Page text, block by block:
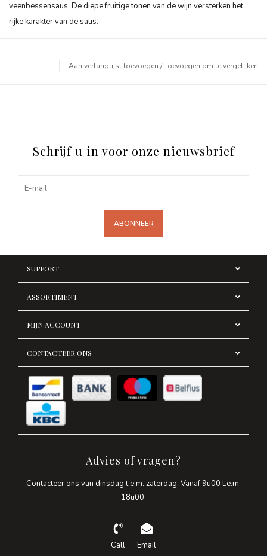
veenbessensaus. De diepe fruitige tonen van de wijn versterken het
rijke karakter van de saus.
Aan verlanglijst toevoegen /Toevoegen om te vergelijken
Schrijf u in voor onze nieuwsbrief
ABONNEER
SUPPORT
ASSORTIMENT
MIJN ACCOUNT
CONTACTEER ONS
Advies of vragen?
Contacteer ons van dinsdag t.e.m. zaterdag. Vanaf 9u00 t.e.m.
18u00.
Call Email